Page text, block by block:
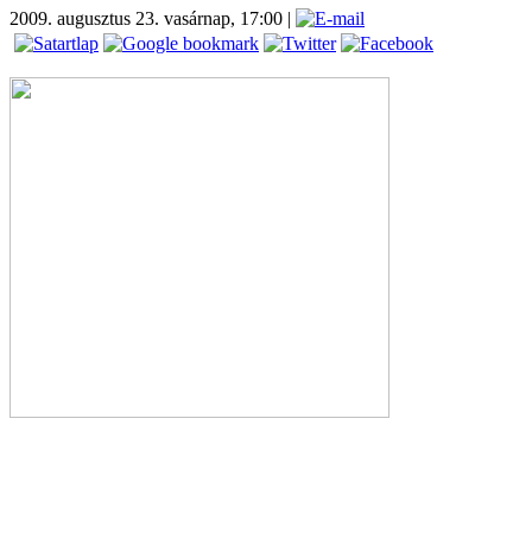
2009. augusztus 23. vasárnap, 17:00 |